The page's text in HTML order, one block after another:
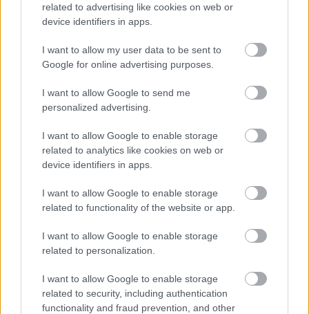
related to advertising like cookies on web or
device identifiers in apps.
I want to allow my user data to be sent to
Google for online advertising purposes.
I want to allow Google to send me
personalized advertising.
I want to allow Google to enable storage
related to analytics like cookies on web or
device identifiers in apps.
I want to allow Google to enable storage
related to functionality of the website or app.
I want to allow Google to enable storage
related to personalization.
I want to allow Google to enable storage
related to security, including authentication
functionality and fraud prevention, and other